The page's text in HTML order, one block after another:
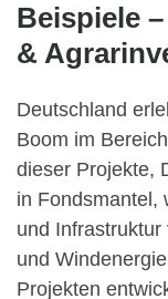
Beispiele
&
Deutschland
Boom im
dieser Projekte,
in Fondsmantel,
und
und
Projekten